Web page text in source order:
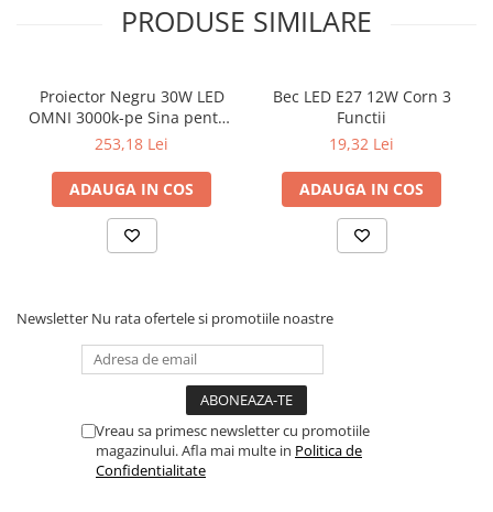
PRODUSE SIMILARE
Proiector Negru 30W LED
OMNI 3000k-pe Sina pentru
Display Magazin
253,18 Lei
ADAUGA IN COS
Bec LED E27 12W Corn 3
Functii
19,32 Lei
ADAUGA IN COS
Newsletter Nu rata ofertele si promotiile noastre
Vreau sa primesc newsletter cu promotiile
magazinului. Afla mai multe in Politica de
Confidentialitate